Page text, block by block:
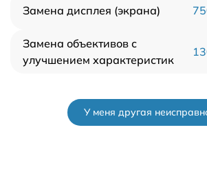
Замена дисплея (экрана)
Замена объективов с
улучшением характеристик
У меня другая